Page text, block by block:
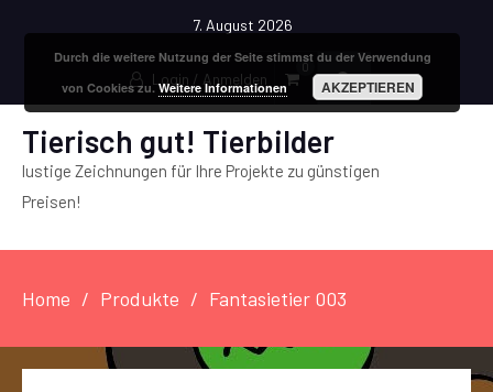
7. August 2026
Login / Anmelden
0
Tierisch gut! Tierbilder
lustige Zeichnungen für Ihre Projekte zu günstigen
Preisen!
Home Produkte Fantasietier 003
Durch die weitere Nutzung der Seite stimmst du der Verwendung
von Cookies zu.Weitere Informationen AKZEPTIEREN